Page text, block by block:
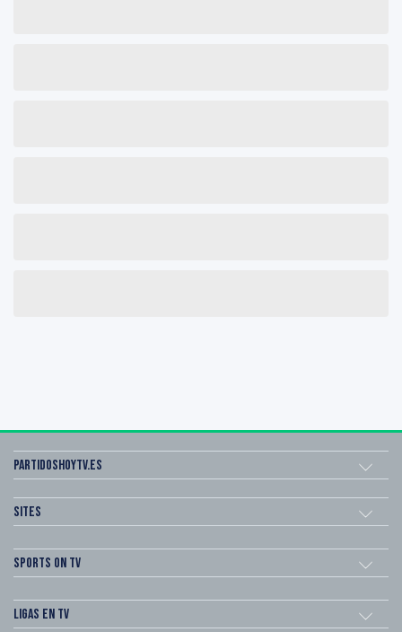
Partidoshoytv.es
Sites
Sports on TV
Ligas en TV